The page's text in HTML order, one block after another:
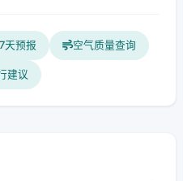
天预报 空气质量查询
建议